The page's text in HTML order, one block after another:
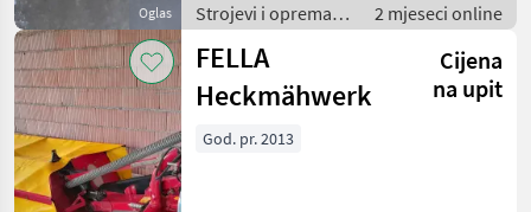
Oglas
Strojevi i oprema
za travu i baliranje /
Rotacijske (roto
kosilice)
2 mjeseci online
FELLA
Heckmähwerk
Cijena
na upit
God. pr. 2013